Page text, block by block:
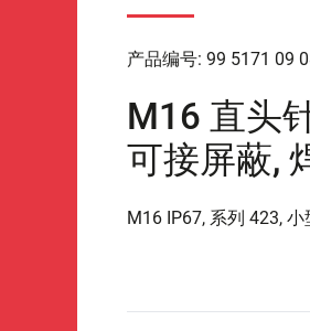
产品编号: 99 5171 09
M16 直头
可接屏蔽,
M16 IP67, 系列 423,